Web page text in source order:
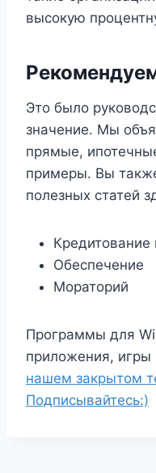
высокую
Это было
значение. Мы
прямые,
примеры. Вы
полезных статей
Кредитование
Обеспечение
Мораторий
Программы для
приложения,
нашем закрытом
Подписывайтесь:)